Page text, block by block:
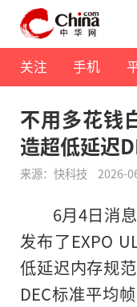
关注 手机
不用多花钱
造超低延迟
来源：快科技 2026-
6月4日消
发布了EXPO
低延迟内存规
DEC标准平均